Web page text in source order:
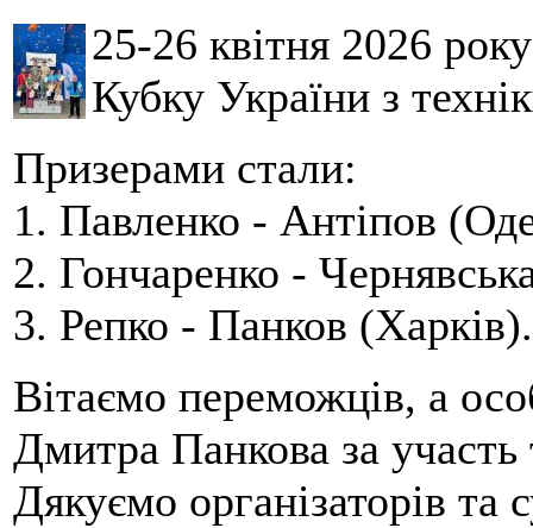
25-26 квітня 2026
Кубку України з
Призерами стали:
1. Павленко - Антіпов
2. Гончаренко -
3. Репко - Панков (Харків).
Вітаємо переможців, а
Дмитра Панкова за
Дякуємо організаторів та